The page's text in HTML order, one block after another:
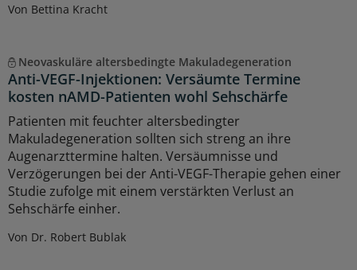
Von Bettina Kracht
Neovaskuläre altersbedingte Makuladegeneration
Anti-VEGF-Injektionen: Versäumte Termine
kosten nAMD-Patienten wohl Sehschärfe
Patienten mit feuchter altersbedingter
Makuladegeneration sollten sich streng an ihre
Augenarzttermine halten. Versäumnisse und
Verzögerungen bei der Anti-VEGF-Therapie gehen einer
Studie zufolge mit einem verstärkten Verlust an
Sehschärfe einher.
Von Dr. Robert Bublak